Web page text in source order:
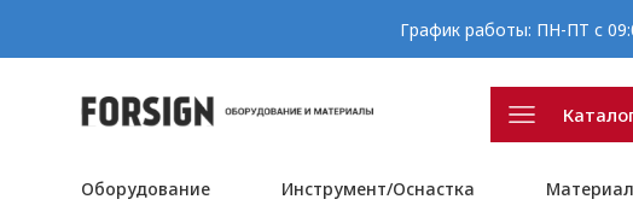
График работы: ПН-ПТ с
Оборудование Инструмент/Оснастка